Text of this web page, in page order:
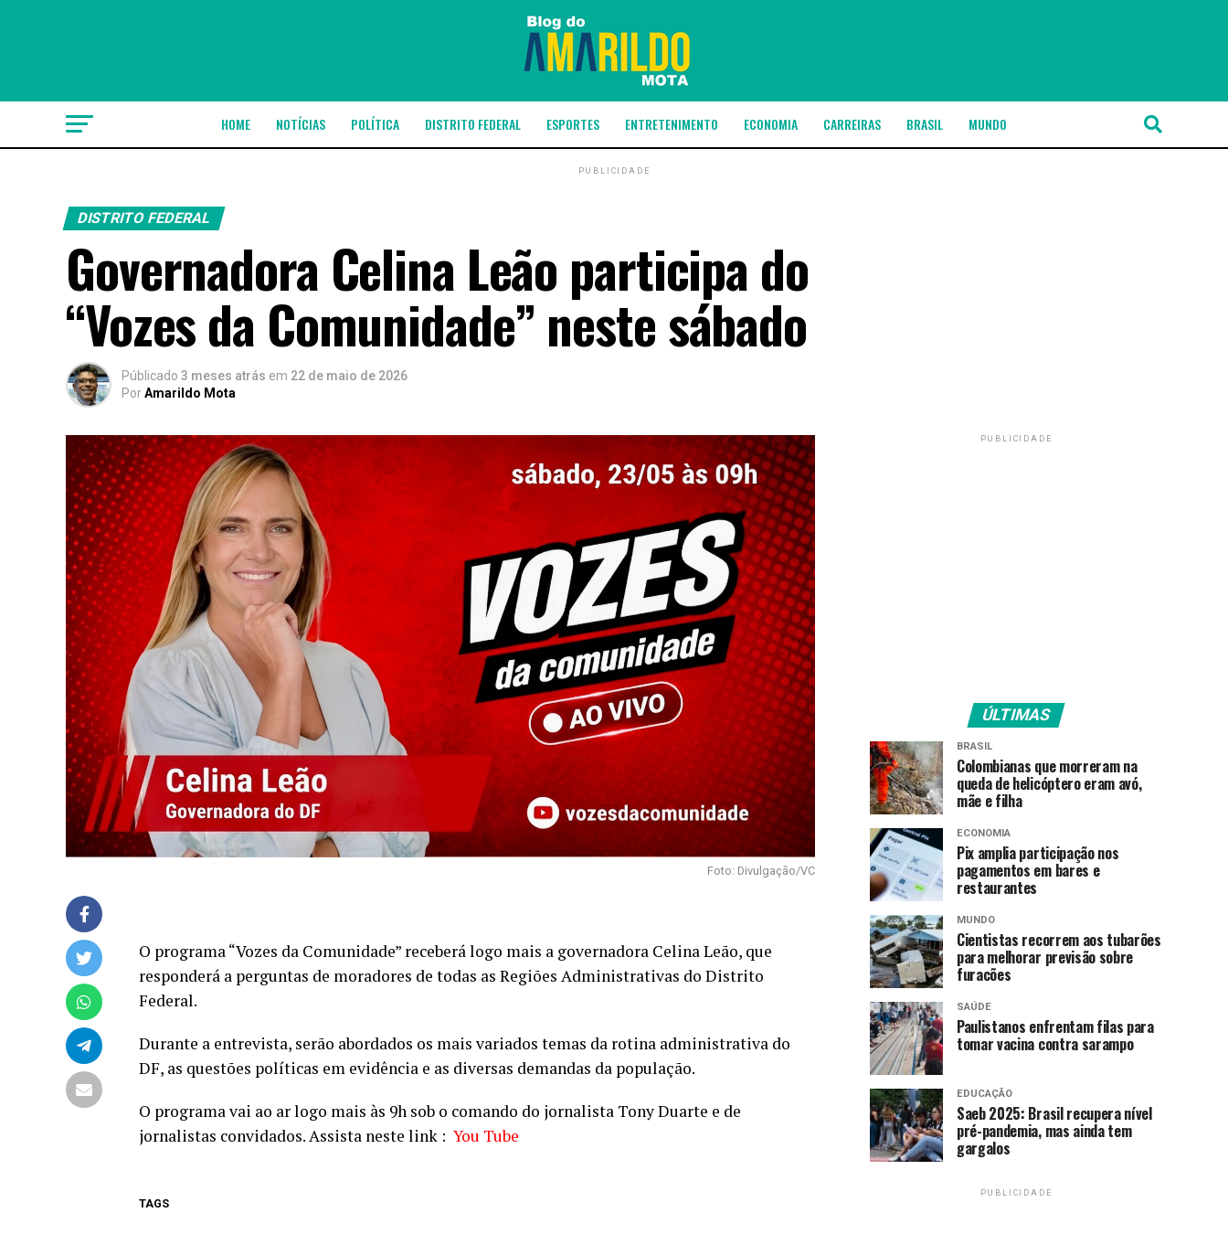
HOME NOTÍCIAS POLÍTICA DISTRITO FEDERAL ESPORTES ENTRETENIMENTO ECONOMIA CARREIRAS BRASIL MUNDO
PUBLICIDADE
DISTRITO FEDERAL
Governadora Celina Leão participa do
“Vozes da Comunidade” neste sábado
Públicado 3 meses atrás em 22 de maio de 2026
PorAmarildo Mota
Foto: Divulgação/VC
O programa “Vozes da Comunidade” receberá logo mais a governadora Celina Leão, que
responderá a perguntas de moradores de todas as Regiões Administrativas do Distrito
Federal.
Durante a entrevista, serão abordados os mais variados temas da rotina administrativa do
DF, as questões políticas em evidência e as diversas demandas da população.
O programa vai ao ar logo mais às 9h sob o comando do jornalista Tony Duarte e de
jornalistas convidados. Assista neste link : You Tube
TAGS
PUBLICIDADE
ÚLTIMAS
BRASIL
Colombianas que morreram na
queda de helicóptero eram avó,
mãe e filha
ECONOMIA
Pix amplia participação nos
pagamentos em bares e
restaurantes
MUNDO
Cientistas recorrem aos tubarões
para melhorar previsão sobre
furacões
SAÚDE
Paulistanos enfrentam filas para
tomar vacina contra sarampo
EDUCAÇÃO
Saeb 2025: Brasil recupera nível
pré-pandemia, mas ainda tem
gargalos
PUBLICIDADE